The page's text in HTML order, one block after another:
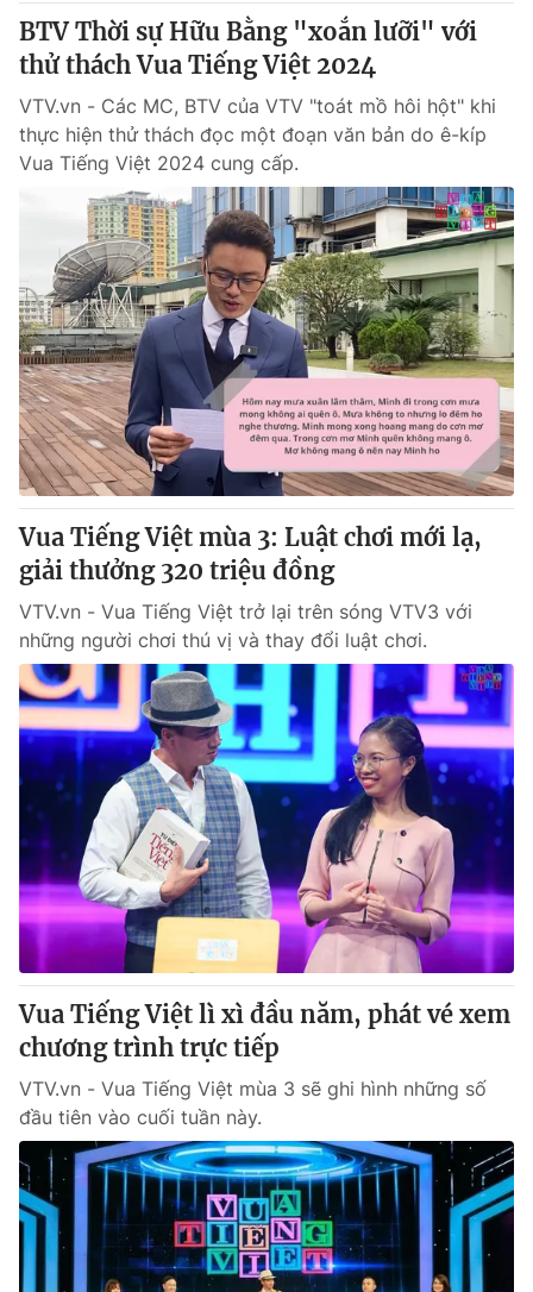
BTV Thời sự Hữu Bằng "xoắn lưỡi" với
thử thách Vua Tiếng Việt 2024
VTV.vn - Các MC, BTV của VTV "toát mồ hôi hột" khi
thực hiện thử thách đọc một đoạn văn bản do ê-kíp
Vua Tiếng Việt 2024 cung cấp.
Vua Tiếng Việt mùa 3: Luật chơi mới lạ,
giải thưởng 320 triệu đồng
VTV.vn - Vua Tiếng Việt trở lại trên sóng VTV3 với
những người chơi thú vị và thay đổi luật chơi.
Vua Tiếng Việt lì xì đầu năm, phát vé xem
chương trình trực tiếp
VTV.vn - Vua Tiếng Việt mùa 3 sẽ ghi hình những số
đầu tiên vào cuối tuần này.